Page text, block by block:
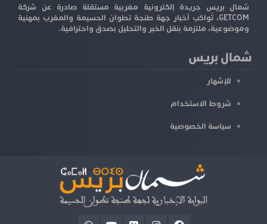
شمال بريس جريدة إلكترونية مغربية مستقلة صادرة عن شركة
GETCOM، تُواكب أخبار جهة طنجة تطوان الحسيمة والمغرب بمهنية
وموضوعية، ملتزمة بنقل الخبر والتحليل بصدق واحترافية.
شمال بريس
للإشهار
شروط الاستخدام
سياسة الخصوصية